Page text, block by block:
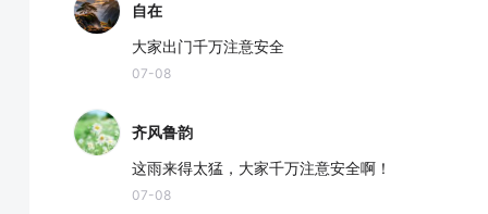
自在
大家出门千万注意安全
07-08
齐风鲁韵
这雨来得太猛，大家千万注意安全啊！
07-08